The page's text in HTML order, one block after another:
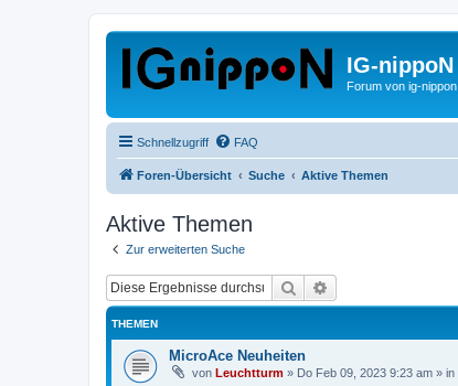
IG-nippoN
Forum von ig-nippon
Schnellzugriff FAQ
Foren-Übersicht Suche Aktive Themen
Aktive Themen
Zur erweiterten Suche
Suche
THEMEN
MicroAce Neuheiten
von Leuchtturm » Do Feb 09, 2023 9:23 am » in